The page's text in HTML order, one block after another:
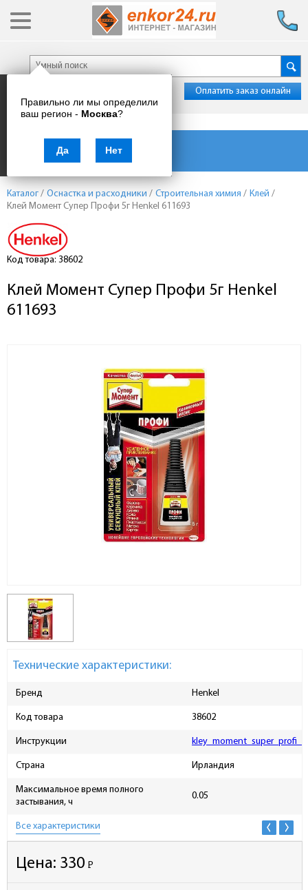
Правильно ли мы определили
ваш регион - Москва?
Да Нет
Оплатить заказ онлайн
Каталог товаров
Каталог / Оснастка и расходники / Строительная химия / Клей /
Клей Момент Супер Профи 5г Henkel 611693
Код товара: 38602
Клей Момент Супер Профи 5г Henkel
611693
Технические характеристики:
Бренд Henkel
Код товара 38602
Инструкции
Страна Ирландия
Максимальное время полного
застывания, ч
0.05
Все характеристики
Цена: 330 Р
-